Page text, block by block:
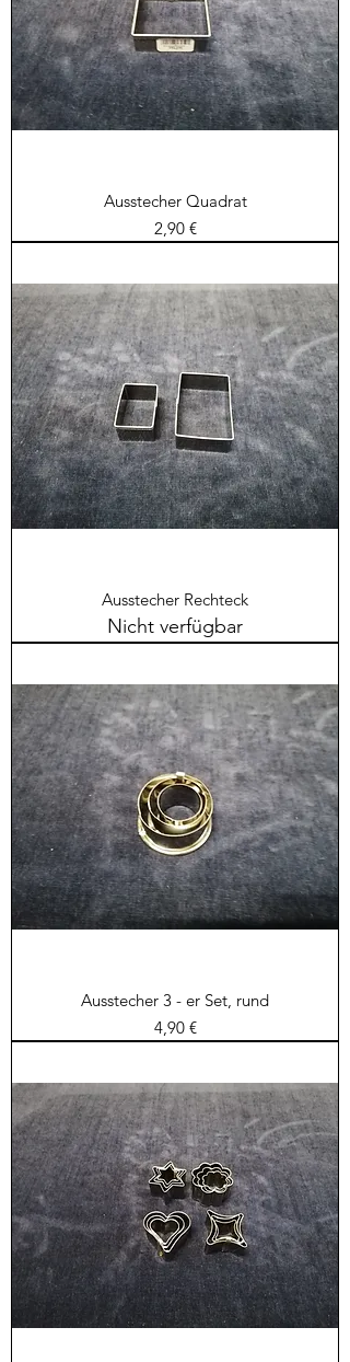
Ausstecher Quadrat
Preis
2,90 €
Ausstecher Rechteck
Nicht verfügbar
Ausstecher 3 - er Set, rund
Preis
4,90 €